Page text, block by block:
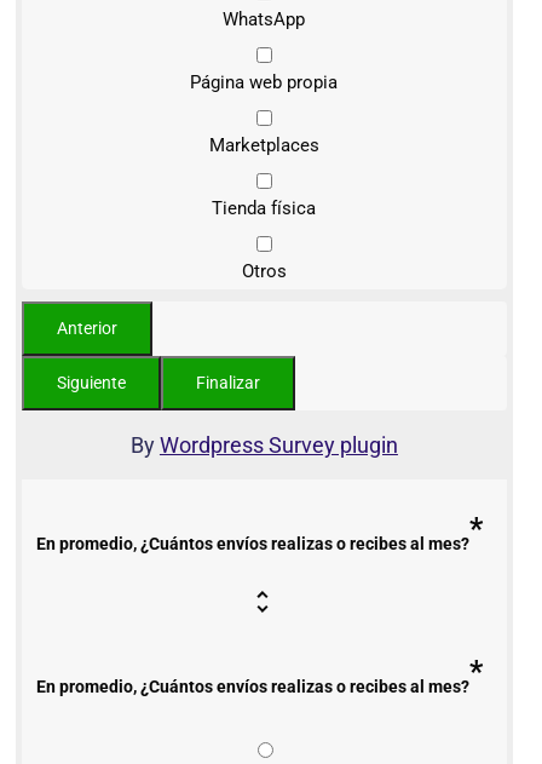
WhatsApp
Página web propia
Marketplaces
Tienda física
Otros
ByWordpress Survey plugin
En promedio, ¿Cuántos envíos realizas o recibes al mes?*
En promedio, ¿Cuántos envíos realizas o recibes al mes?*